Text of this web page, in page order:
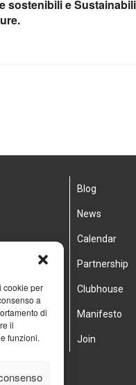
cookie per
a
di
il
funzioni.
sostenibili e
Blog
News
Calendar
Partnership
Clubhouse
Manifesto
Join